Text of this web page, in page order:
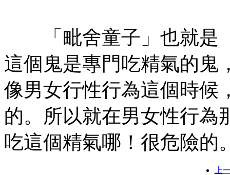
「毗舍童子」也就是
這個鬼是專門吃精氣的鬼
像男女行性行為這個時候
的。所以就在男女性行為
吃這個精氣哪！很危險的
上